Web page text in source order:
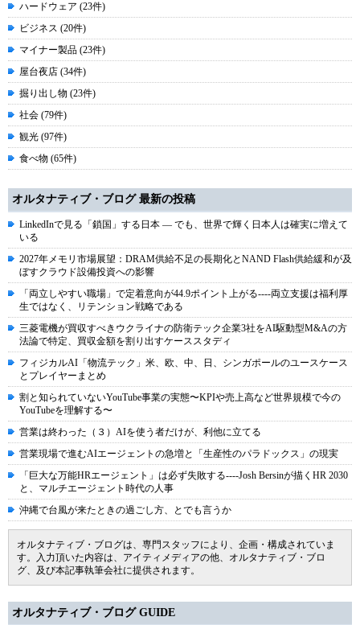
ハードウェア (23件)
ビジネス (20件)
マイナー製品 (23件)
屋台夜店 (34件)
掘り出し物 (23件)
社会 (79件)
観光 (97件)
食べ物 (65件)
オルタナティブ・ブログ 最新の投稿
LinkedInで見る「鎖国」する日本 ― でも、世界で輝く日本人は確実に増えて
いる
2027年メモリ市場展望：DRAM供給不足の長期化とNAND Flash供給緩和が及
ぼすクラウド設備投資への影響
「両立しやすい職場」で定着意向が44.9ポイント上がる----両立支援は福利厚
生ではなく、リテンション戦略である
三菱電機が買収すべきウクライナの防衛テック企業3社をAI駆動型M&Aの方
法論で特定、買収金額を割り出すケーススタディ
フィジカルAI「物流テック」米、欧、中、日、シンガポールのユースケース
とプレイヤーまとめ
割と知られていないYouTube事業の実態〜KPIや売上高など世界規模で今の
YouTubeを理解する〜
営業は終わった（３）AIを使う者だけが、利他に立てる
営業現場で進むAIエージェントの急増と「生産性のパラドックス」の現実
「巨大な万能HRエージェント」は必ず失敗する----Josh Bersinが描くHR 2030
と、マルチエージェント時代の人事
沖縄で台風が来たときの過ごし方、とでも言うか
オルタナティブ・ブログは、専門スタッフにより、企画・構成されていま
す。入力頂いた内容は、アイティメディアの他、オルタナティブ・ブロ
グ、及び本記事執筆会社に提供されます。
オルタナティブ・ブログ GUIDE